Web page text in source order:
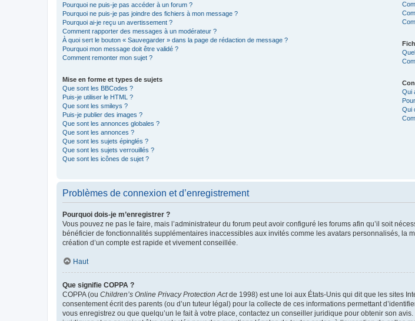
Pourquoi ne puis-je pas accéder à un forum ?
Pourquoi ne puis-je pas joindre des fichiers à mon message ?
Pourquoi ai-je reçu un avertissement ?
Comment rapporter des messages à un modérateur ?
À quoi sert le bouton « Sauvegarder » dans la page de rédaction de message ?
Pourquoi mon message doit être validé ?
Comment remonter mon sujet ?
Mise en forme et types de sujets
Que sont les BBCodes ?
Puis-je utiliser le HTML ?
Que sont les smileys ?
Puis-je publier des images ?
Que sont les annonces globales ?
Que sont les annonces ?
Que sont les sujets épinglés ?
Que sont les sujets verrouillés ?
Que sont les icônes de sujet ?
Qui
Qui
Problèmes de connexion et d’enregistrement
Pourquoi dois-je m’enregistrer ?
Vous pouvez ne pas le faire, mais l’administrateur du forum peut avoir configuré les forums afin qu’il soit
bénéficier de fonctionnalités supplémentaires inaccessibles aux invités comme les avatars personnalisés, la
création d’un compte est rapide et vivement conseillée.
Haut
Que signifie COPPA ?
COPPA (ou Children’s Online Privacy Protection Actde 1998) est une loi aux États-Unis qui dit que les sites
consentement écrit des parents (ou d’un tuteur légal) pour la collecte de ces informations permettant
vous enregistrez ou que quelqu’un le fait à votre place, contactez un conseiller juridique pour obtenir son